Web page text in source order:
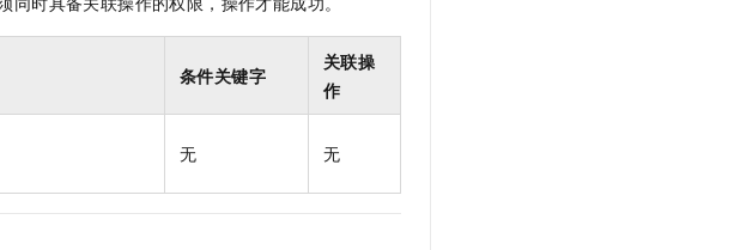
条件关键字
关联操
作
无 无